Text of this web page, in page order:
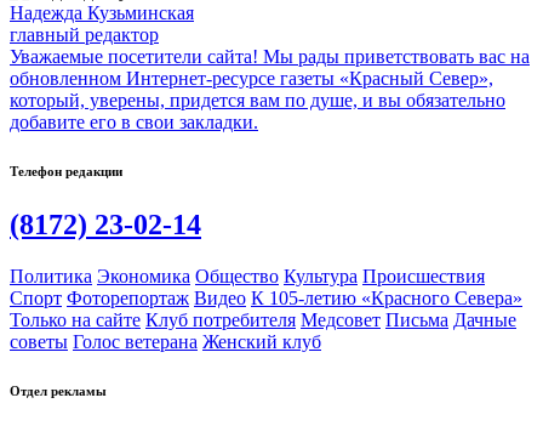
Надежда Кузьминская
главный редактор
Уважаемые посетители сайта! Мы рады приветствовать вас на
обновленном Интернет-ресурсе газеты «Красный Север»,
который, уверены, придется вам по душе, и вы обязательно
добавите его в свои закладки.
Телефон редакции
(8172) 23-02-14
Политика Экономика Общество Культура Происшествия
Спорт Фоторепортаж Видео К 105-летию «Красного Севера»
Только на сайте Клуб потребителя Медсовет Письма Дачные
советы Голос ветерана Женский клуб
Отдел рекламы